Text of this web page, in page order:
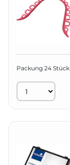
Packung 24 Stück